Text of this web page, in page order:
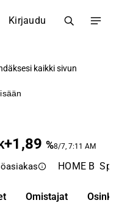
Kirjaudu
kaikki sivun
+1,89 %8/7, 7:11 AM
HOME B
Omistajat Osinko